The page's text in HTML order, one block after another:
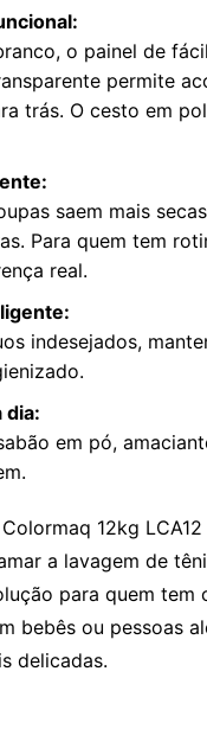
o painel de
permite
trás. O cesto em
saem mais
Para quem tem
real.
indesejados,
dia:
em pó,
12kg
a lavagem de
para quem
bebês ou pessoas
delicadas.